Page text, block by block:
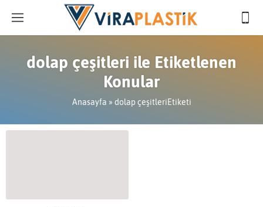
dolap çeşitleri ile Etiketlenen
Konular
Anasayfa » dolap çeşitleriEtiketi